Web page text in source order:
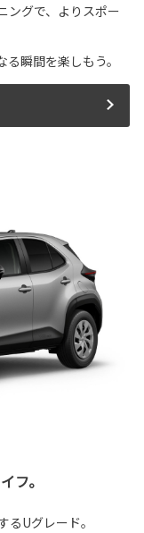
ングで、よりスポー
瞬間を楽しもう。
フ。
Uグレード。